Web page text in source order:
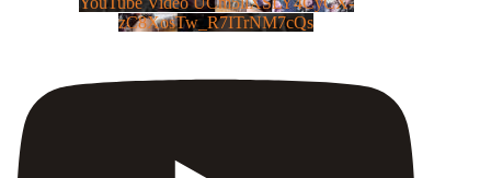
zC8XosTw_R7ITrNM7cQs